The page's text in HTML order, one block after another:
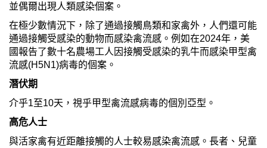
並偶爾出現人類感染個案。
在極少數情況下，除了通過接觸鳥類和家禽外，人們還可能
通過接觸受感染的動物而感染禽流感。例如在2024年，美
國報告了數十名農場工人因接觸受感染的乳牛而感染甲型禽
流感(H5N1)病毒的個案。
潛伏期
介乎1至10天，視乎甲型禽流感病毒的個別亞型。
高危人士
與活家禽有近距離接觸的人士較易感染禽流感。長者、兒童